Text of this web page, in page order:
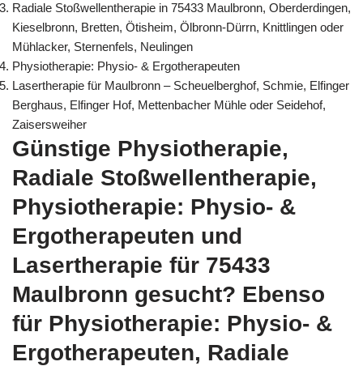
Radiale Stoßwellentherapie in 75433 Maulbronn, Oberderdingen,
Kieselbronn, Bretten, Ötisheim, Ölbronn-Dürrn, Knittlingen oder
Mühlacker, Sternenfels, Neulingen
Physiotherapie: Physio- & Ergotherapeuten
Lasertherapie für Maulbronn – Scheuelberghof, Schmie, Elfinger
Berghaus, Elfinger Hof, Mettenbacher Mühle oder Seidehof,
Zaisersweiher
Günstige Physiotherapie,
Radiale Stoßwellentherapie,
Physiotherapie: Physio- &
Ergotherapeuten und
Lasertherapie für 75433
Maulbronn gesucht? Ebenso
für Physiotherapie: Physio- &
Ergotherapeuten, Radiale